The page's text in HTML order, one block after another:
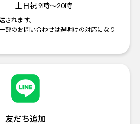
土日祝 9時～20時
れます。
部のお問い合わせは週明けの対応になり
友だち追加